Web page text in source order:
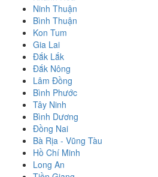
Ninh Thuận
Bình Thuận
Kon Tum
Gia Lai
Đắk Lắk
Đắk Nông
Lâm Đồng
Bình Phước
Tây Ninh
Bình Dương
Đồng Nai
Bà Rịa - Vũng Tàu
Hồ Chí Minh
Long An